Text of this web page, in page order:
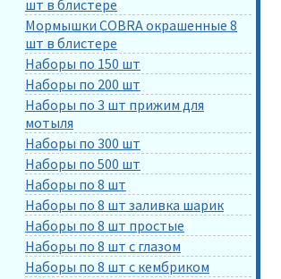
шт в блистере
Мормышки COBRA окрашенные 8
шт в блистере
Наборы по 150 шт
Наборы по 200 шт
Наборы по 3 шт прижим для
мотыля
Наборы по 300 шт
Наборы по 500 шт
Наборы по 8 шт
Наборы по 8 шт заливка шарик
Наборы по 8 шт простые
Наборы по 8 шт с глазом
Наборы по 8 шт с кембриком